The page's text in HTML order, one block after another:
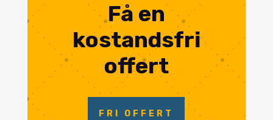
Få en
kostandsfri
offert
FRI OFFERT